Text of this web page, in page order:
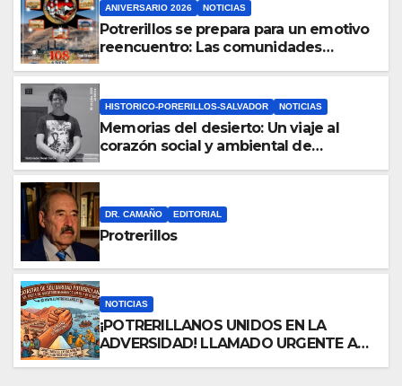
ANIVERSARIO 2026 NOTICIAS
Potrerillos se prepara para un emotivo
reencuentro: Las comunidades
HISTORICO-PORERILLOS-SALVADOR NOTICIAS
Memorias del desierto: Un viaje al
corazón social y ambiental de
DR. CAMAÑO EDITORIAL
Protrerillos
NOTICIAS
¡POTRERILLANOS UNIDOS EN LA
ADVERSIDAD! LLAMADO URGENTE A